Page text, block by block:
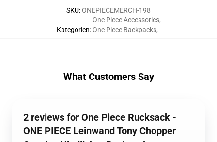
SKU:ONEPIECEMERCH-198
Kategorien:
One Piece Accessories,
One Piece Backpacks,
What Customers Say
2 reviews for One Piece Rucksack -
ONE PIECE Leinwand Tony Chopper